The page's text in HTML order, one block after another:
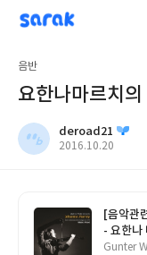
sarak
deroad21
음반
요한나마르치
deroad21
작
2016.10.20
[음악관
- 요한
Major,
글
Gunter